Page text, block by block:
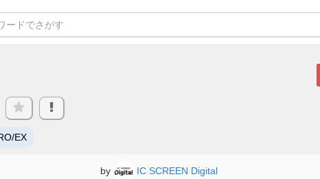
EX
by IC SCREEN Digital